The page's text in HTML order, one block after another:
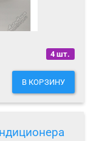
4 шт.
В КОРЗИНУ